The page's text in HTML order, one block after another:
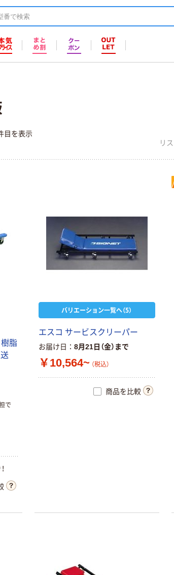
目を表示
リ
脂
で
バリエーション一覧へ（5）
エスコ サービスクリーパー
お届け日 8月21日（金）まで
￥10,564~ （税込）
商品を比較